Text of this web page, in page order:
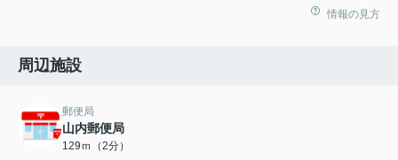
情報の見方
周辺施設
郵便局
山内郵便局
129ｍ（2分）